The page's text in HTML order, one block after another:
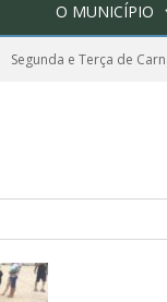
O MUNICÍPIO
Segunda e Terça de